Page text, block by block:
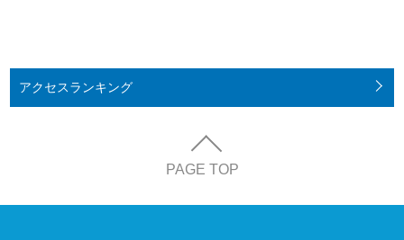
アクセスランキング
PAGE TOP